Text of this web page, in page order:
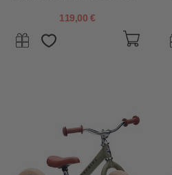
119,00 €